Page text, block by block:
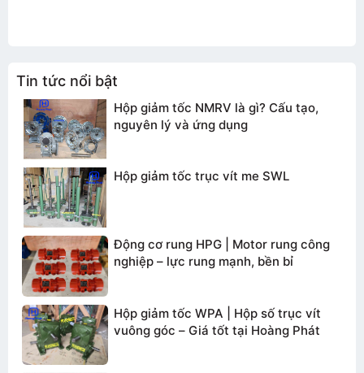
Tin tức nổi bật
Hộp giảm tốc NMRV là gì? Cấu tạo,
nguyên lý và ứng dụng
Hộp giảm tốc trục vít me SWL
Động cơ rung HPG | Motor rung công
nghiệp – lực rung mạnh, bền bỉ
Hộp giảm tốc WPA | Hộp số trục vít
vuông góc – Giá tốt tại Hoàng Phát